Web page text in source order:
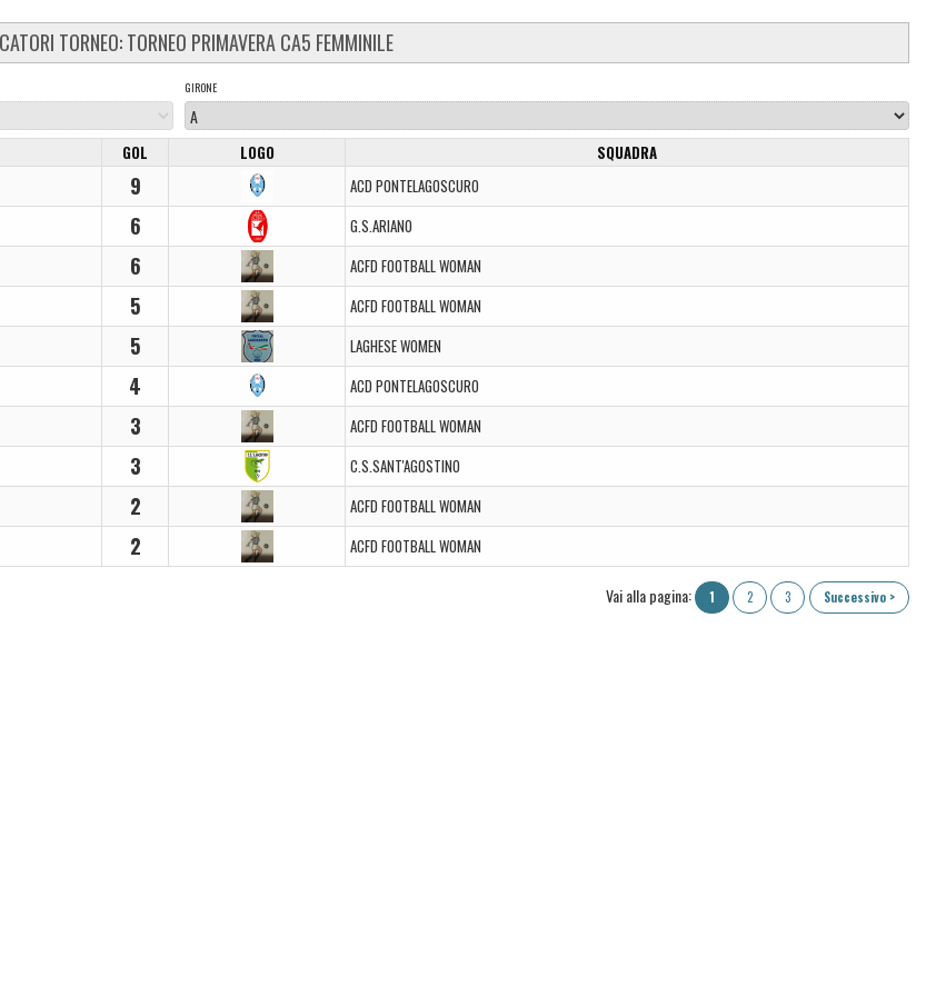
TORNEO: TORNEO PRIMAVERA CA5 FEMMINILE
GIRONE
GOL LOGO
SQUADRA
9
ACD PONTELAGOSCURO
6
G.S.ARIANO
6
ACFD FOOTBALL WOMAN
5
ACFD FOOTBALL WOMAN
5
LAGHESE WOMEN
4
ACD PONTELAGOSCURO
3
ACFD FOOTBALL WOMAN
3
C.S.SANT'AGOSTINO
2
ACFD FOOTBALL WOMAN
2 ACFD FOOTBALL WOMAN
Vai alla pagina: 1 2 3 Successivo >